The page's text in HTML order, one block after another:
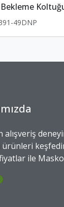
49DNP
alışveriş
ürünleri
ile